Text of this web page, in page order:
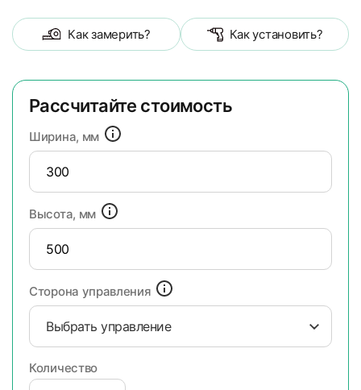
Как замерить? Как установить?
Рассчитайте стоимость
Ширина, мм
Высота, мм
Сторона управления
Выбрать управление
Количество